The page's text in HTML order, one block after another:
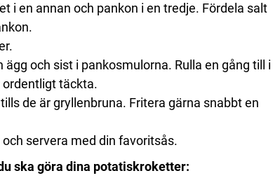
i en annan och pankon i en tredje. Fördela salt
och sist i pankosmulorna. Rulla en gång till i
ordentligt täckta.
de är gryllenbruna. Fritera gärna snabbt en
servera med din favoritsås.
ska göra dina potatiskroketter: